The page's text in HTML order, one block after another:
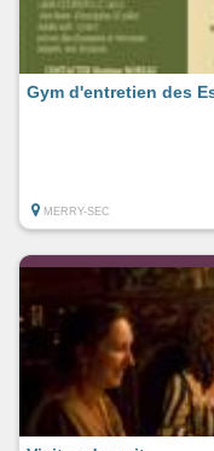
Gym d'entretien des
MERRY-SEC